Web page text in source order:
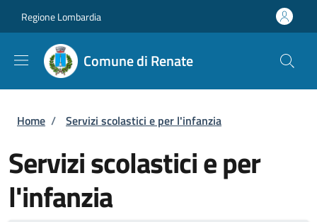
Regione Lombardia
Comune di Renate
Briciole di pane
Home / Servizi scolastici e per l'infanzia
Servizi scolastici e per
l'infanzia